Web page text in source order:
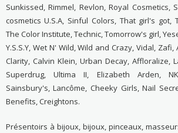
Sunkissed, Rimmel, Revlon, Royal Cosmetics,
cosmetics U.S.A, Sinful Colors, That girl's got,
The Color Institute, Technic, Tomorrow's girl,
Y.S.S.Y, Wet N' Wild, Wild and Crazy, Vidal,
Clarity, Calvin Klein, Urban Decay, Affloralize,
Superdrug, Ultima II, Elizabeth Arden,
Sainsbury's, Lancôme, Cheeky Girls, Nail
Benefits, Creightons.
Présentoirs à bijoux, bijoux, pinceaux,